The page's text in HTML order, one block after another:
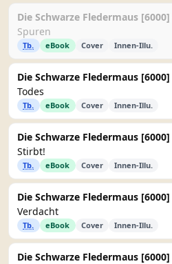
Die Schwarze Fledermaus [6000]
Spuren
Tb. eBook Cover Innen-Illu.
Die Schwarze Fledermaus [6000]
Todes
Tb. eBook Cover Innen-Illu.
Die Schwarze Fledermaus [6000]
Stirbt!
Tb. eBook Cover Innen-Illu.
Die Schwarze Fledermaus [6000]
Verdacht
Tb. eBook Cover Innen-Illu.
Die Schwarze Fledermaus [6000]